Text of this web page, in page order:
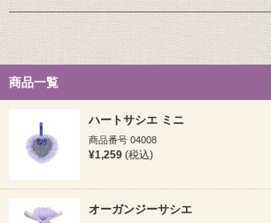
商品一覧
ハートサシエ ミニ
商品番号 04008
¥1,259 (税込)
オーガンジーサシエ